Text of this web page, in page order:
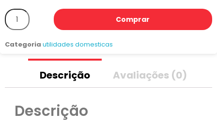
Comprar
Categoria utilidades domesticas
Descrição Avaliações (0)
Descrição